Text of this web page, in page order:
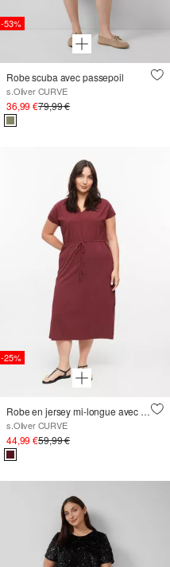
-53%
Robe scuba avec passepoil
s.Oliver CURVE
36,99 €79,99 €
-25%
Robe en jersey mi-longue avec cordon de serrage
s.Oliver CURVE
44,99 €59,99 €